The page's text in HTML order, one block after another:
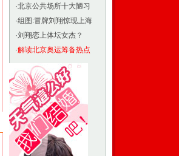
·北京公共场所十大陋习
·组图:冒牌刘翔惊现上海
·刘翔恋上体坛女杰？
·解读北京奥运筹备热点